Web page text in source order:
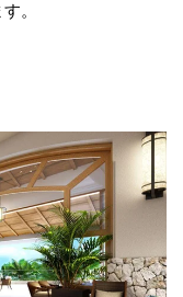
。
縄URL：